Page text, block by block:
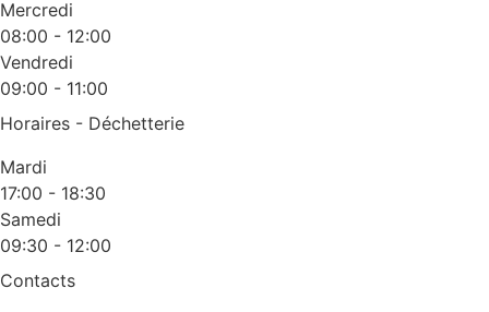
Mercredi
08:00 - 12:00
Vendredi
09:00 - 11:00
Horaires - Déchetterie
Mardi
17:00 - 18:30
Samedi
09:30 - 12:00
Contacts